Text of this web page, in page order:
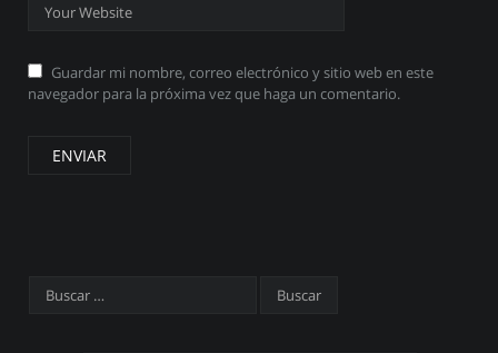
Guardar mi nombre, correo electrónico y sitio web en este
navegador para la próxima vez que haga un comentario.